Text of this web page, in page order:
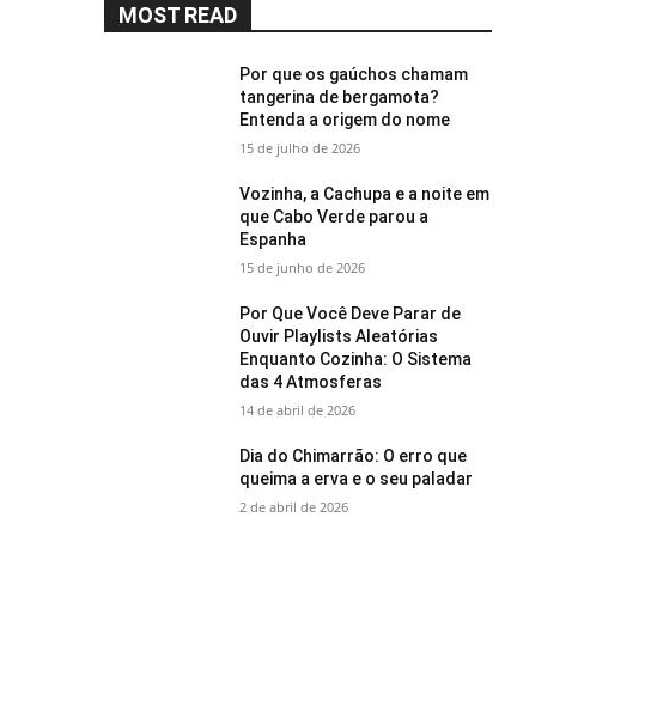
MOST READ
Por que os gaúchos chamam
tangerina de bergamota?
Entenda a origem do nome
15 de julho de 2026
Vozinha, a Cachupa e a noite em
que Cabo Verde parou a
Espanha
15 de junho de 2026
Por Que Você Deve Parar de
Ouvir Playlists Aleatórias
Enquanto Cozinha: O Sistema
das 4 Atmosferas
14 de abril de 2026
Dia do Chimarrão: O erro que
queima a erva e o seu paladar
2 de abril de 2026